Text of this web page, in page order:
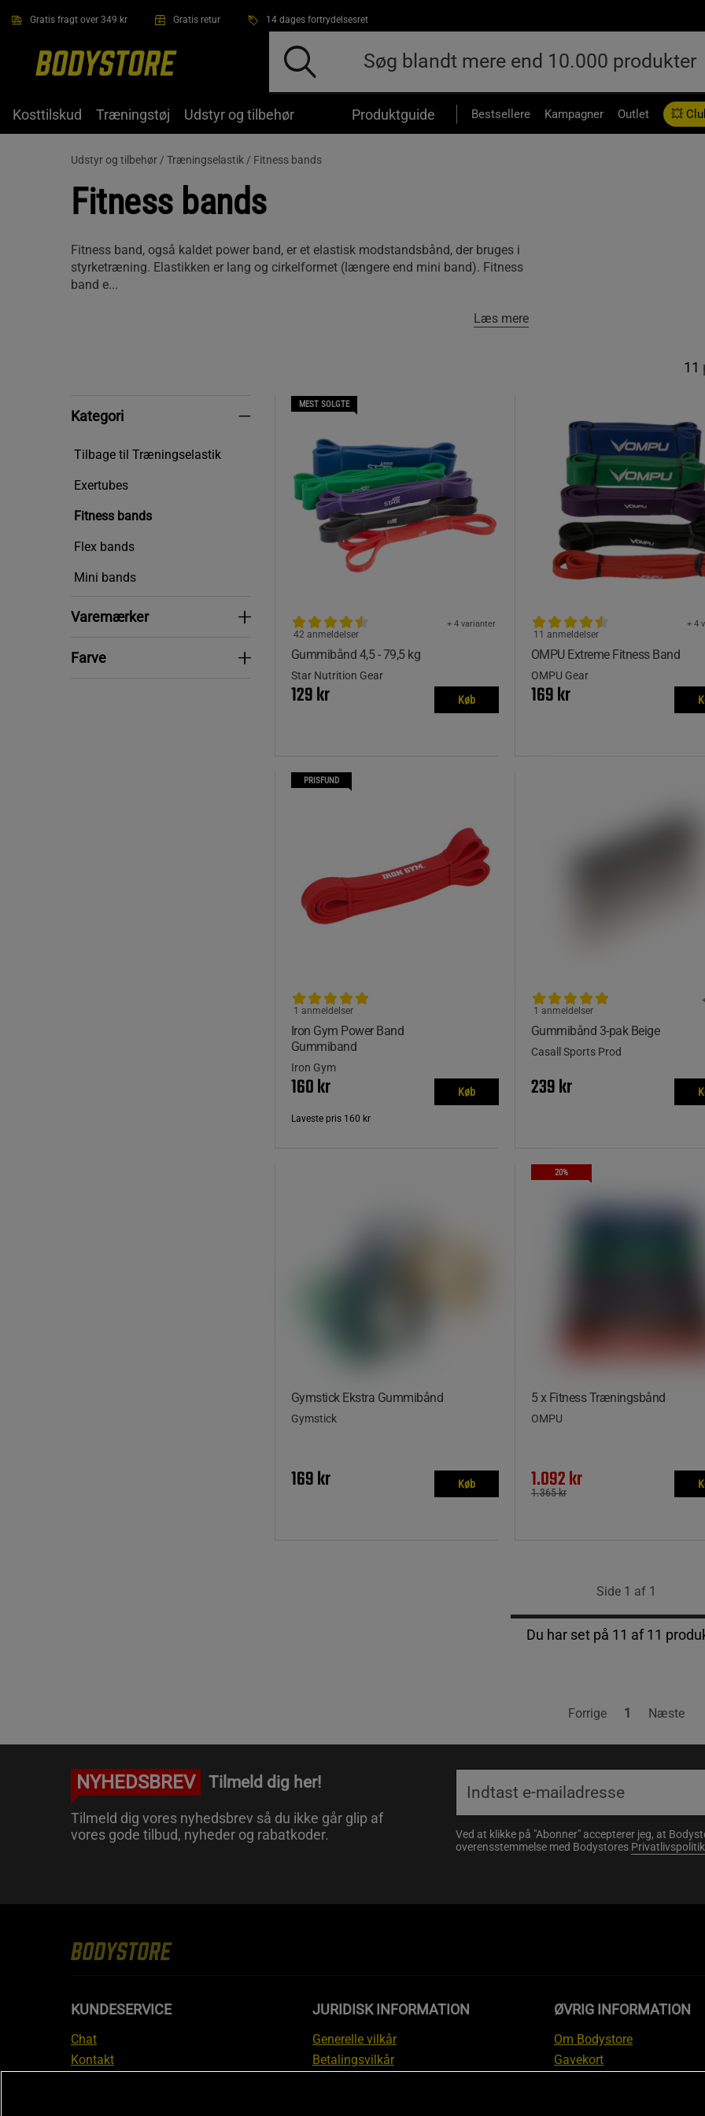
Gratis fragt over 349 kr Gratis retur 14 dages fortrydelsesret
Kosttilskud Træningstøj Udstyr og tilbehør Produktguide Bestsellere Kampagner Outlet 💥
Udstyr og tilbehør / Træningselastik / Fitness bands
Fitness bands
Fitness band, også kaldet power band, er et elastisk modstandsbånd, der bruges i
styrketræning. Elastikken er lang og cirkelformet (længere end mini band). Fitness
band e...
Læs mere
11
KategoriKategori
Tilbage til Træningselastik
Exertubes
Fitness bands
Flex bands
Mini bands
VaremærkerVaremærker
FarveFarve
MEST SOLGTE
Gummibånd 4,5 - 79,5 kg
+ 4 varianter
42 anmeldelser
Star Nutrition Gear
129 kr Køb
OMPU Extreme Fitness Band
+ 4
11 anmeldelser
OMPU Gear
169 kr
PRISFUND
Iron Gym Power Band
Gummiband
1 anmeldelser
Iron Gym
160 kr Køb
Laveste pris 160 kr
Gummibånd 3-pak Beige
1 anmeldelser
Casall Sports Prod
239 kr
Gymstick Ekstra Gummibånd
Gymstick
169 kr Køb
20%
5 x Fitness Træningsbånd
OMPU
1.092 kr
1.365 kr
Side 1 af 1
Du har set på 11 af 11
Forrige 1 Næste
NYHEDSBREV Tilmeld dig her!
Tilmeld dig vores nyhedsbrev så du ikke går glip af
vores gode tilbud, nyheder og rabatkoder.
Ved at klikke på "Abonner" accepterer jeg, at
overensstemmelse med Bodystores Privatlivspolitik
KUNDESERVICE
Chat
Kontakt
JURIDISK INFORMATION
Generelle vilkår
Betalingsvilkår
ØVRIG INFORMATION
Om Bodystore
Gavekort